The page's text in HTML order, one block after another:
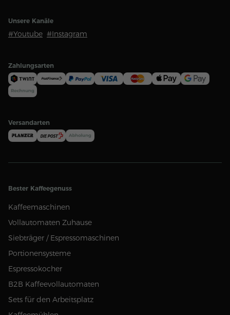
Unsere Kanäle
#Youtube #Instagram
Zahlungsarten
Versandarten
Bester Kaffeegenuss
Kaffeemaschinen
Vollautomaten Zuhause
Siebträger / Espressomaschinen
Portionensysteme
Espressokocher
B2B Kaffeevollautomaten
Sets für den Arbeitsplatz